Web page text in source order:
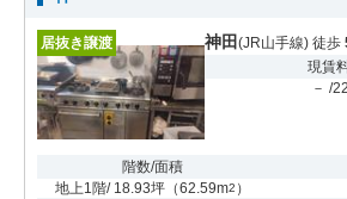
居抜き譲渡 神田 (JR山手線) 徒歩
現賃
－ /
階数/面積
地上1階/ 18.93坪 （62.59m2 ）